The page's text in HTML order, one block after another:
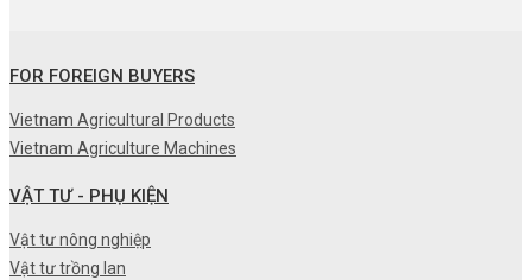
FOR FOREIGN BUYERS
Vietnam Agricultural Products
Vietnam Agriculture Machines
VẬT TƯ - PHỤ KIỆN
Vật tư nông nghiệp
Vật tư trồng lan